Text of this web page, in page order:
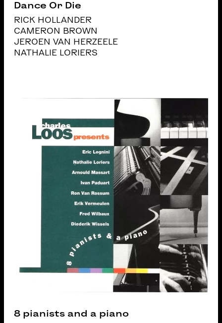
Dance Or Die
RICK HOLLANDER
CAMERON BROWN
JEROEN VAN HERZEELE
NATHALIE LORIERS
8 pianists and a piano